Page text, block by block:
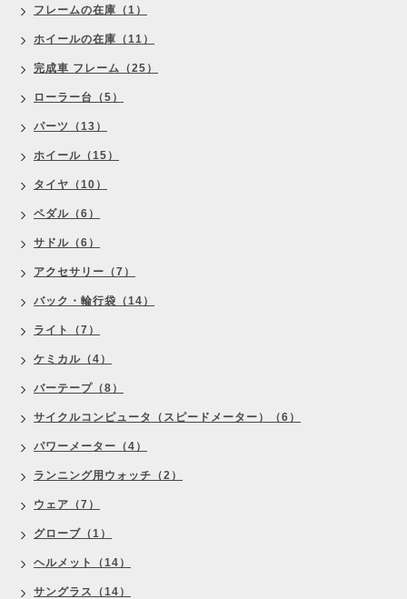
フレームの在庫（1）
ホイールの在庫（11）
完成車 フレーム（25）
ローラー台（5）
パーツ（13）
ホイール（15）
タイヤ（10）
ペダル（6）
サドル（6）
アクセサリー（7）
バック・輪行袋（14）
ライト（7）
ケミカル（4）
バーテープ（8）
サイクルコンピュータ（スピードメーター）（6）
パワーメーター（4）
ランニング用ウォッチ（2）
ウェア（7）
グローブ（1）
ヘルメット（14）
サングラス（14）